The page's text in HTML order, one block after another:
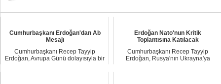
Cumhurbaşkanı Erdoğan'dan Ab
Mesajı
Cumhurbaşkanı Recep Tayyip
Erdoğan, Avrupa Günü dolayısıyla bir
Erdoğan Nato'nun Kritik
Toplantısına Katılacak
Cumhurbaşkanı Recep Tayyip
Erdoğan, Rusya'nın Ukrayna'ya